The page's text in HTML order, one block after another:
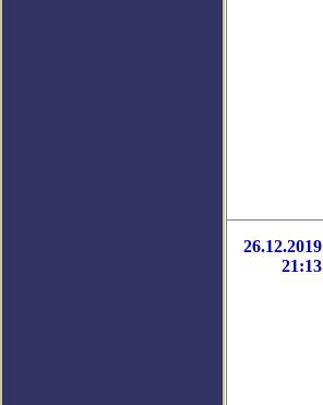
26.12.2019
21:13